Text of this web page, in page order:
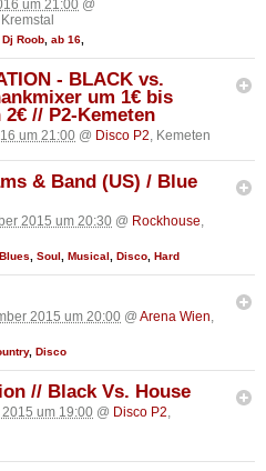
um 21:00 @
Dj Roob ab 16
- BLACK vs.
um 1€ bis
2€ // P2-Kemeten
um 21:00 @ Disco P2, Kemeten
& Band (US) / Blue
2015 um 20:30 @ Rockhouse
Blues Soul Musical Disco Hard
2015 um 20:00 @ Arena Wien,
, Disco
// Black Vs. House
2015 um 19:00 @ Disco P2,